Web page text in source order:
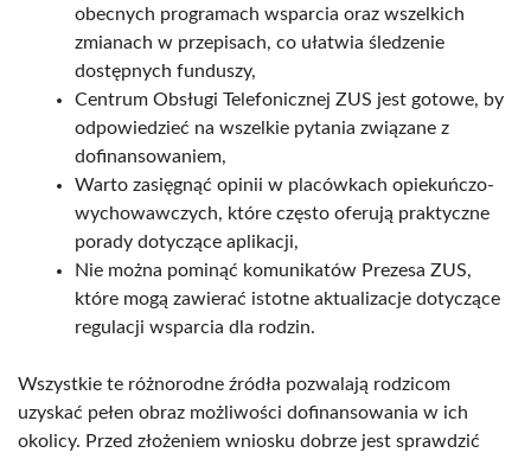
obecnych programach wsparcia oraz wszelkich
zmianach w przepisach, co ułatwia śledzenie
dostępnych funduszy,
Centrum Obsługi Telefonicznej ZUS jest gotowe, by
odpowiedzieć na wszelkie pytania związane z
dofinansowaniem,
Warto zasięgnąć opinii w placówkach opiekuńczo-
wychowawczych, które często oferują praktyczne
porady dotyczące aplikacji,
Nie można pominąć komunikatów Prezesa ZUS,
które mogą zawierać istotne aktualizacje dotyczące
regulacji wsparcia dla rodzin.
Wszystkie te różnorodne źródła pozwalają rodzicom
uzyskać pełen obraz możliwości dofinansowania w ich
okolicy. Przed złożeniem wniosku dobrze jest sprawdzić